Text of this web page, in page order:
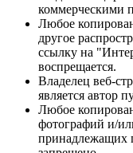
коммерческими
Любое
другое
ссылку на
воспрещается.
Владелец веб-
является автор
Любое
фотографий и/
принадлежащих